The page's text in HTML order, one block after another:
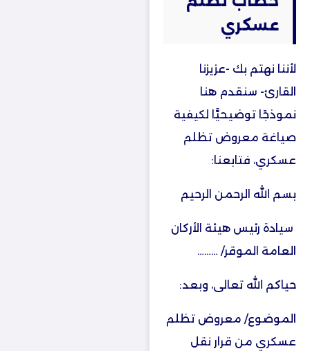
عسكري
لأننا نهتم بك -عزيزنا
القارئ- سنقدم هنا
نموذجًا توضيحيًّا لكيفية
صياغة معروض تظلم
عسكري، فتابعنا:
بسم الله الرحمن الرحيم
سيادة رئيس هيئة الأركان
العامة الموقر/ ………
حياكم الله تعالى، وبعد:
الموضوع/ معروض تظلم
عسكري من قرار نقل